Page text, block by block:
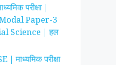
परीक्षा |
Paper-3
Science | हल
| माध्यमिक परीक्षा